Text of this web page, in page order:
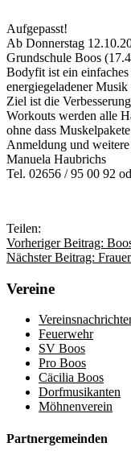
Aufgepasst!
Ab Donnerstag
Grundschule Boos
Bodyfit ist ein
energiegeladener
Ziel ist die
Workouts werden alle
ohne dass
Anmeldung und
Manuela Haubrichs
Tel. 02656 / 95 00 92
Teilen:
Vorheriger Beitrag:
Nächster Beitrag:
Vereine
Feuerwehr
SV Boos
Pro Boos
Cäcilia Boos
Dorfmusikanten
Möhnenverein
Partnergemeinden